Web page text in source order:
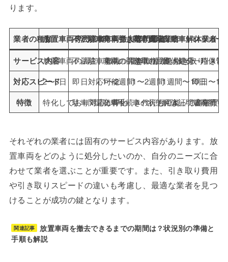
ります。
業者の種類放置車両専門業者
不法駐車車両撤去専門業者
廃車引き取り業者
廃車買取業者自動車解体業者
レッカー
サービス内容放置車両の調査、撤去、引き取り
不法駐車車両の調査、撤去、引き取り
廃車の引き取り、処分
廃車の買取、処分
解体処分、引き取
一時保管
対応スピード
2〜3日 即日対応可能1〜2週間1〜2週間1週間〜10日即日〜1
特徴 特化しており対応が早い
駐車問題に特化廃車手続き代行も可能
車の状態によって高額買
解体証明書発行可
短時間で
それぞれの業者には固有のサービス内容があります。放
置車両をどのように処分したいのか、自分のニーズに合
わせて業者を選ぶことが重要です。また、引き取り費用
や引き取りスピードの違いも考慮し、最適な業者を見つ
けることが成功の鍵となります。
関連記事
放置車両を撤去できるまでの期間は？状況別の準備と
手順も解説